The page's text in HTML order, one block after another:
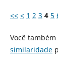
<< < 1 2 3 4 5
Você
similaridade